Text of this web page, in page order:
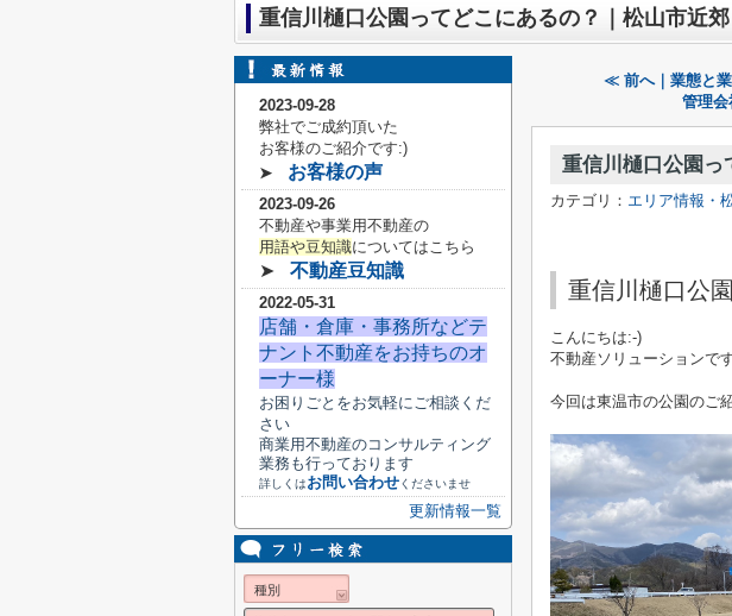
重信川樋口公園ってどこにあるの？｜松山市近郊
≪ 前へ｜業態と
管理
重信川樋口公園っ
カテゴリ： エリア情報・
重信川樋口公
こんにちは:-)
不動産ソリューションで
今回は東温市の公園のご紹
2023-09-28
弊社でご成約頂いた
お客様のご紹介です:)
➤
お客様の声
2023-09-26
不動産や事業用不動産の
用語や豆知識についてはこちら
➤ 不動産豆知識
2022-05-31
店舗・倉庫・事務所などテ
ナント不動産をお持ちのオ
ーナー様
お困りごとをお気軽にご相談くだ
さい
商業用不動産のコンサルティング
業務も行っております
詳しくはお問い合わせくださいませ
更新情報一覧
種別